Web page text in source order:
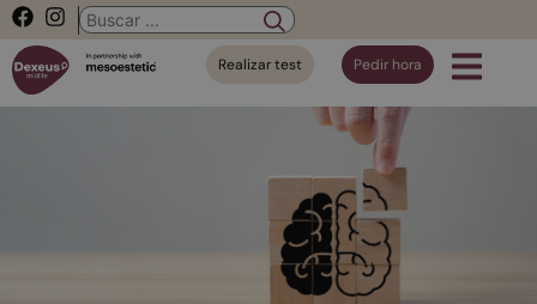
Realizar test Pedir hora